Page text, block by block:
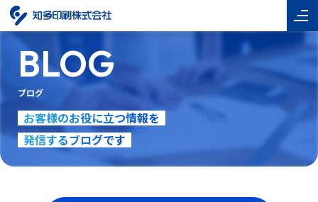
BLOG
ブログ
お客様のお役に立つ情報を
発信するブログです